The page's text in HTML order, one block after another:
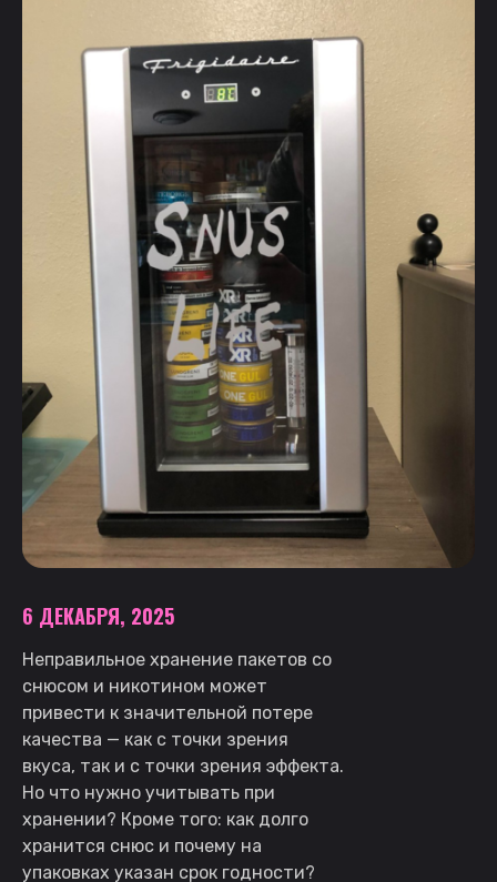
6 ДЕКАБРЯ, 2025
Неправильное хранение пакетов со
снюсом и никотином может
привести к значительной потере
качества — как с точки зрения
вкуса, так и с точки зрения эффекта.
Но что нужно учитывать при
хранении? Кроме того: как долго
хранится снюс и почему на
упаковках указан срок годности?